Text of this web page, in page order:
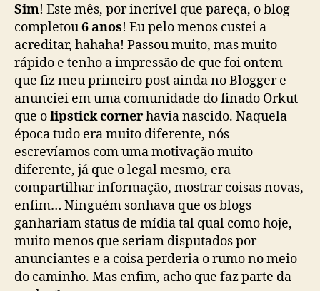
Sim! Este mês, por incrível que pareça, o blog
completou6 anos! Eu pelo menos custei a
acreditar, hahaha! Passou muito, mas muito
rápido e tenho a impressão de que foi ontem
que fiz meu primeiro post ainda no Blogger e
anunciei em uma comunidade do finado Orkut
que olipstick cornerhavia nascido. Naquela
época tudo era muito diferente, nós
escrevíamos com uma motivação muito
diferente, já que o legal mesmo, era
compartilhar informação, mostrar coisas novas,
enfim… Ninguém sonhava que os blogs
ganhariam status de mídia tal qual como hoje,
muito menos que seriam disputados por
anunciantes e a coisa perderia o rumo no meio
do caminho. Mas enfim, acho que faz parte da